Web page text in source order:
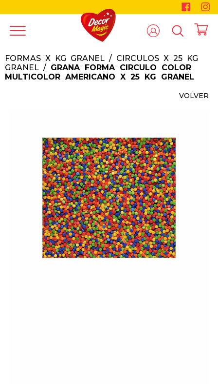
FORMAS X KG GRANEL / CIRCULOS X 25 KG
GRANEL / GRANA FORMA CIRCULO COLOR
MULTICOLOR AMERICANO X 25 KG GRANEL
VOLVER